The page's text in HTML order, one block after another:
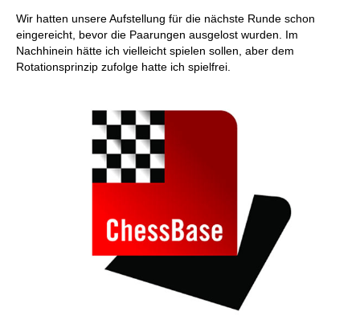
Wir hatten unsere Aufstellung für die nächste Runde schon
eingereicht, bevor die Paarungen ausgelost wurden. Im
Nachhinein hätte ich vielleicht spielen sollen, aber dem
Rotationsprinzip zufolge hatte ich spielfrei.